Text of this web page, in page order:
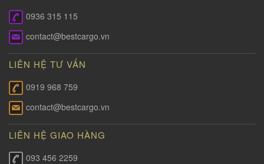
0936 315 115
contact@bestcargo.vn
LIÊN HỆ TƯ VẤN
0919 968 759
contact@bestcargo.vn
LIÊN HỆ GIAO HÀNG
093 456 2259